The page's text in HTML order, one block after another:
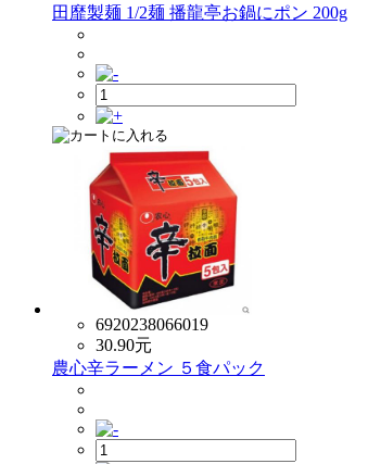
田靡製麺 1/2麺 播龍亭お鍋にポン 200g
6920238066019
30.90元
農心辛ラーメン ５食パック